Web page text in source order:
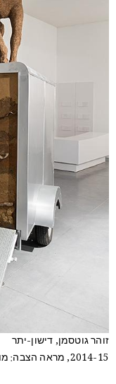
זוהר גוטסמן, דישון-יתר
2014-15, מראה הצבה: מוזיאון פתח תקוה לאמנות (צילום: אלעד שריג)